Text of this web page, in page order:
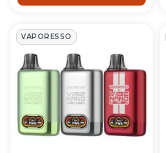
VAPORESSO